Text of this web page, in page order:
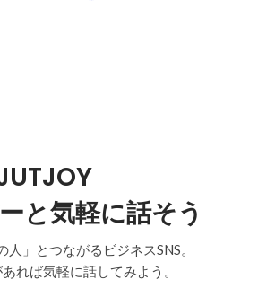
と気軽に話そう
」とつながるビジネスSNS。
れば気軽に話してみよう。